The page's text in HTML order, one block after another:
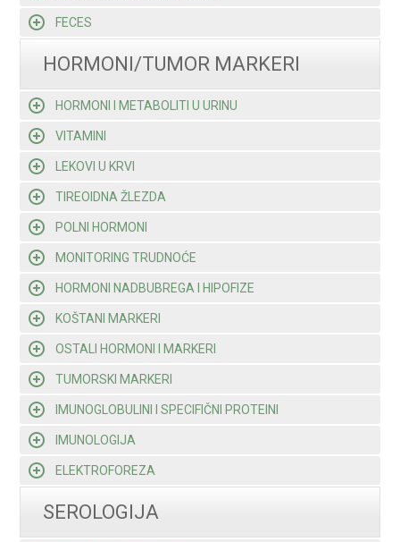
FECES
HORMONI/TUMOR MARKERI
HORMONI I METABOLITI U URINU
VITAMINI
LEKOVI U KRVI
TIREOIDNA ŽLEZDA
POLNI HORMONI
MONITORING TRUDNOĆE
HORMONI NADBUBREGA I HIPOFIZE
KOŠTANI MARKERI
OSTALI HORMONI I MARKERI
TUMORSKI MARKERI
IMUNOGLOBULINI I SPECIFIČNI PROTEINI
IMUNOLOGIJA
ELEKTROFOREZA
SEROLOGIJA